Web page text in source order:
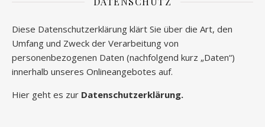
Diese Datenschutzerklärung klärt Sie über die Art, den
Umfang und Zweck der Verarbeitung von
personenbezogenen Daten (nachfolgend kurz „Daten“)
innerhalb unseres Onlineangebotes auf.
Hier geht es zur Datenschutzerklärung.